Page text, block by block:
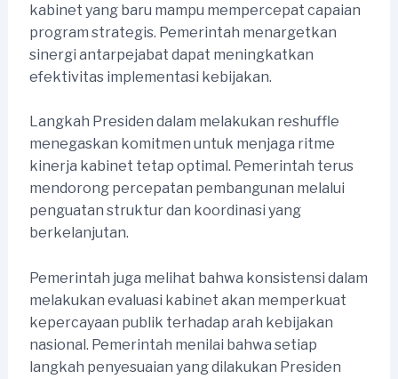
kabinet yang baru mampu mempercepat capaian
program strategis. Pemerintah menargetkan
sinergi antarpejabat dapat meningkatkan
efektivitas implementasi kebijakan.
Langkah Presiden dalam melakukan reshuffle
menegaskan komitmen untuk menjaga ritme
kinerja kabinet tetap optimal. Pemerintah terus
mendorong percepatan pembangunan melalui
penguatan struktur dan koordinasi yang
berkelanjutan.
Pemerintah juga melihat bahwa konsistensi dalam
melakukan evaluasi kabinet akan memperkuat
kepercayaan publik terhadap arah kebijakan
nasional. Pemerintah menilai bahwa setiap
langkah penyesuaian yang dilakukan Presiden